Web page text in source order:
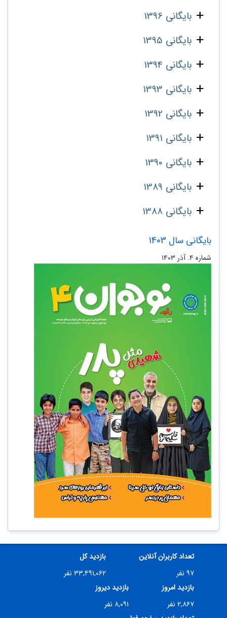
بایگانی 1396
بایگانی 1395
بایگانی 1394
بایگانی 1393
بایگانی 1392
بایگانی 1391
بایگانی 1390
بایگانی 1389
بایگانی 1388
بایگانی سال 1403
شماره ۴. آذر ۱۴۰۳
تعداد کاربران آنلاین
۹۷ نفر
بازدید کل
۳۳,۴۹۱,۰۶۲ نفر
بازدید امروز
۲,۸۶۷ نفر
بازدید دیروز
۸,۰۹۱ نفر